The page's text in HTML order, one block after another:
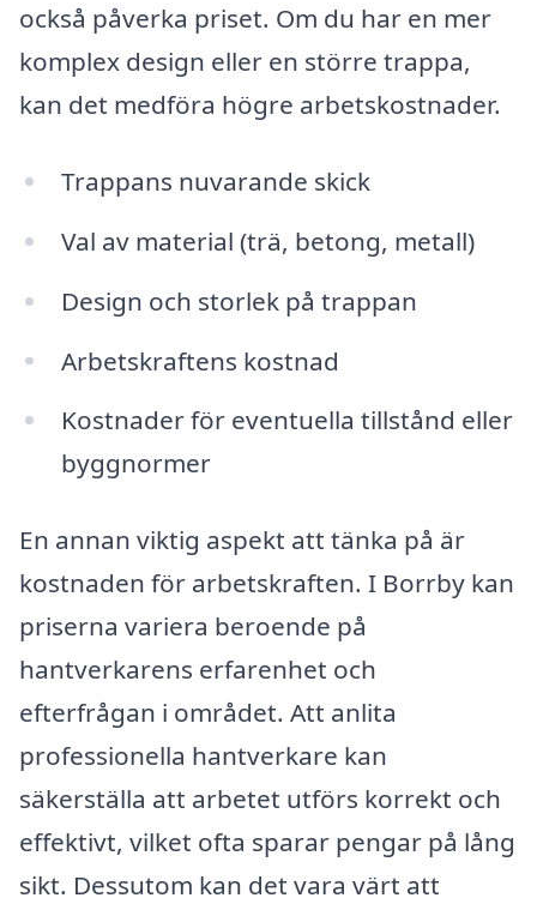
också påverka priset. Om du har en mer
komplex design eller en större trappa,
kan det medföra högre arbetskostnader.
Trappans nuvarande skick
Val av material (trä, betong, metall)
Design och storlek på trappan
Arbetskraftens kostnad
Kostnader för eventuella tillstånd eller
byggnormer
En annan viktig aspekt att tänka på är
kostnaden för arbetskraften. I Borrby kan
priserna variera beroende på
hantverkarens erfarenhet och
efterfrågan i området. Att anlita
professionella hantverkare kan
säkerställa att arbetet utförs korrekt och
effektivt, vilket ofta sparar pengar på lång
sikt. Dessutom kan det vara värt att